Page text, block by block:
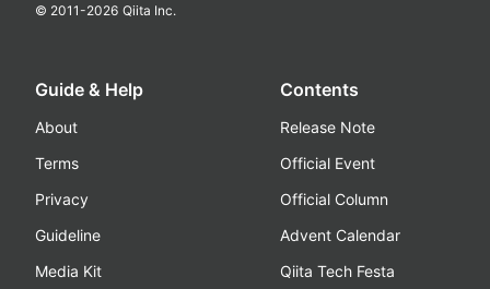
© 2011-2026 Qiita Inc.
Guide & Help
About
Terms
Privacy
Guideline
Media Kit
Contents
Release Note
Official Event
Official Column
Advent Calendar
Qiita Tech Festa